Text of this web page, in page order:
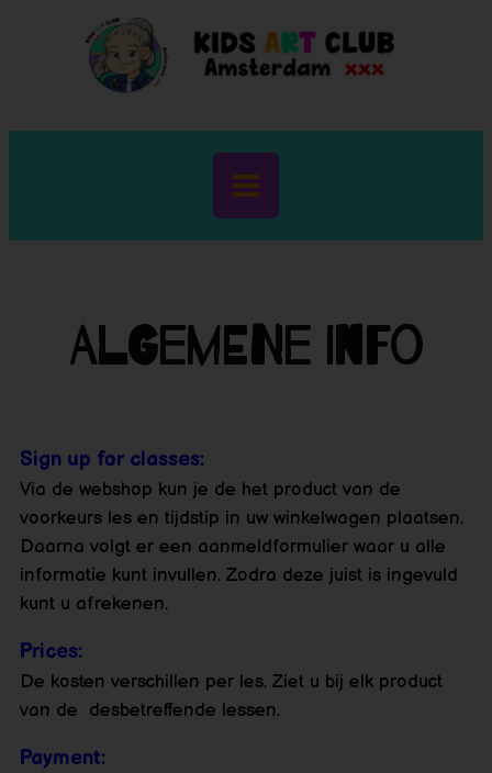
Algemene Info
Sign up for classes:
Via de webshop kun je de het product van de
voorkeurs les en tijdstip in uw winkelwagen plaatsen.
Daarna volgt er een aanmeldformulier waar u alle
informatie kunt invullen. Zodra deze juist is ingevuld
kunt u afrekenen.
Prices:
De kosten verschillen per les. Ziet u bij elk product
van de desbetreffende lessen.
Payment: